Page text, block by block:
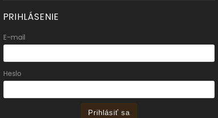
PRIHLÁSENIE
E-mail
Heslo
Prihlásiť sa